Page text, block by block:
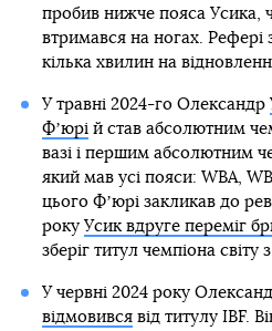
пробив нижче пояса Усика,
втримався на ногах. Рефері
кілька хвилин на
У травні 2024-го Олександр
Фʼюрій став абсолютним
вазі і першим абсолютним
який мав усі пояси: WBA,
цього Фʼюрі закликав до
року Усик вдруге переміг
зберіг титул чемпіона світу
У червні 2024 року
відмовивсявід титулу IBF.